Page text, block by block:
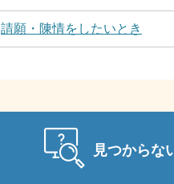
請願・陳情をしたいとき
見つからな